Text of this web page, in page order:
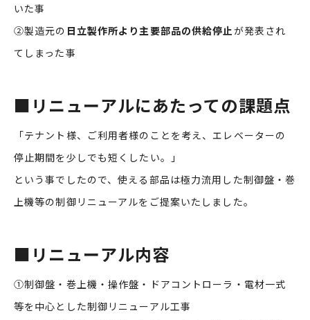
いた事
②製造元の 日立製作所より主要部品の供給停止が発表され
てしまった事
■ リニューアルにあたっての課題点
「テナント様、ご利用者様のことを考え、エレベーターの
停止期間を少しでも短くしたい。」
という事でしたので、使える部品は極力流用した制御盤・巻
上機等の制御リニューアルをご提案いたしました。
■ リニューアル内容
①制御盤・巻上機・操作盤・ドアコントローラ・電材一式
等を中心とした制御リニューアル工事